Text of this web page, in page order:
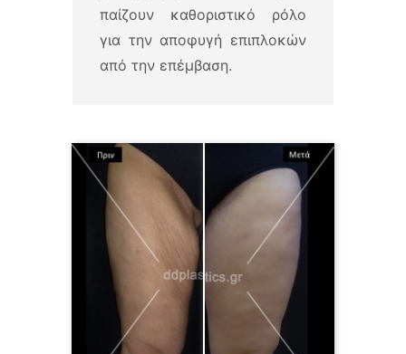
παίζουν καθοριστικό ρόλο
για την αποφυγή επιπλοκών
από την επέμβαση.